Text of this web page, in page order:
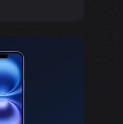
в сервісі.